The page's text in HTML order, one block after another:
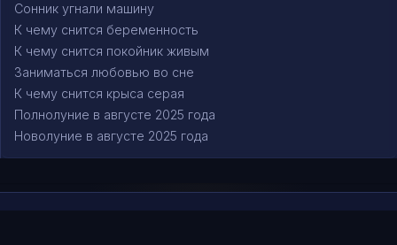
Сонник угнали машину
К чему снится беременность
К чему снится покойник живым
Заниматься любовью во сне
К чему снится крыса серая
Полнолуние в августе 2025 года
Новолуние в августе 2025 года